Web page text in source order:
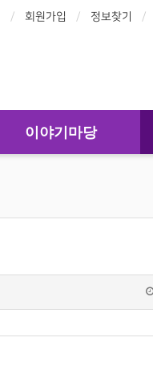
회원가입 정보찾기
이야기마당